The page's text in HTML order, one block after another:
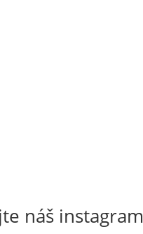
náš instagram